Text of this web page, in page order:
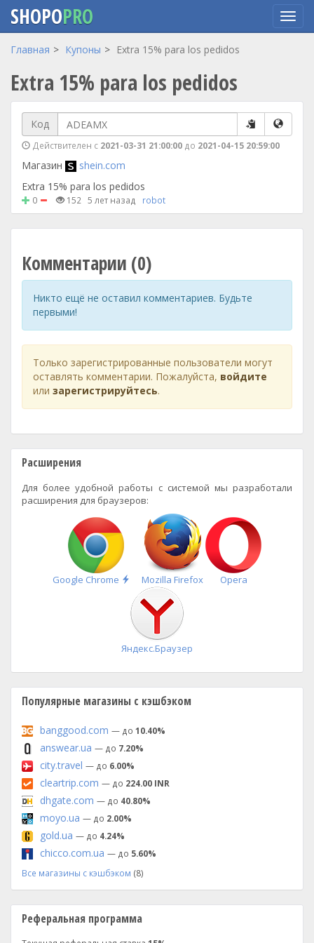
Перейти
основному
содержанию
SHOPOPRO
Главная Купоны Extra 15% para los pedidos
Extra 15% para los pedidos
Код
Действителен с 2021-03-31 21:00:00 до 2021-04-15 20:59:00
Магазин
shein.com
Extra 15% para los pedidos
0 152 5 лет назад robot
Комментарии (0)
Никто ещё не оставил комментариев. Будьте
первыми!
Только зарегистрированные пользователи могут
оставлять комментарии. Пожалуйста, войдите
или зарегистрируйтесь.
Расширения
Для более удобной работы с системой мы разработали
расширения для браузеров:
Google Chrome
Быстрая
установка
Mozilla Firefox Opera
Яндекс.Браузер
Популярные магазины с кэшбэком
banggood.com — до 10.40%
answear.ua — до 7.20%
city.travel — до 6.00%
cleartrip.com — до 224.00 INR
dhgate.com — до 40.80%
moyo.ua — до 2.00%
gold.ua — до 4.24%
chicco.com.ua — до 5.60%
Все магазины с кэшбэком (8)
Реферальная программа